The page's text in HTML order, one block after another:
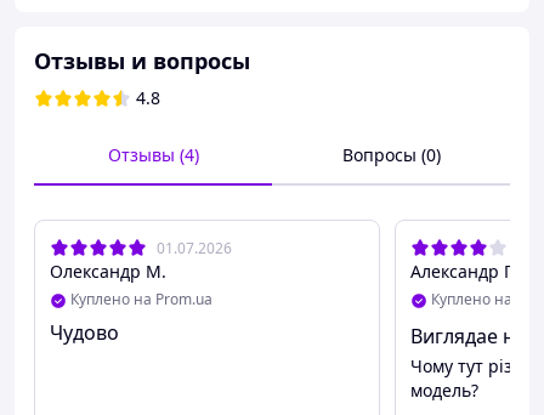
Особенности плиты:
таймер;
терморегулятор;
возможность регулировки мощности нагрева
Отзывы и вопросы
4.8
Отзывы (4) Вопросы (0)
01.07.2026
Олександр М.
Куплено на Prom.ua
Чудово
Александр П.
Куплено на
Виглядае не
Чому тут різні
модель?